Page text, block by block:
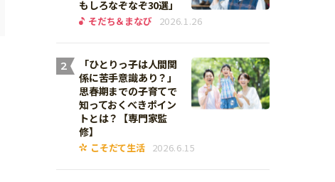
もしろなぞなぞ30選」
そだち＆まなび 2026.1.26
2
「ひとりっ子は人間関
係に苦手意識あり？」
思春期までの子育てで
知っておくべきポイン
トとは？【専門家監
修】
こそだて生活 2026.6.15